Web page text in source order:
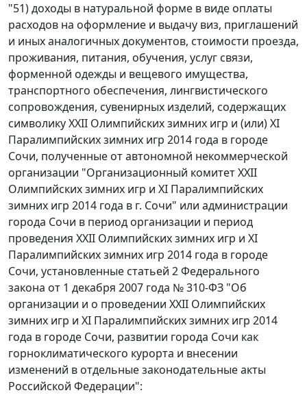
"51) доходы в натуральной форме в виде оплаты
расходов на оформление и выдачу виз, приглашений
и иных аналогичных документов, стоимости проезда,
проживания, питания, обучения, услуг связи,
форменной одежды и вещевого имущества,
транспортного обеспечения, лингвистического
сопровождения, сувенирных изделий, содержащих
символику XXII Олимпийских зимних игр и (или) XI
Паралимпийских зимних игр 2014 года в городе
Сочи, полученные от автономной некоммерческой
организации "Организационный комитет XXII
Олимпийских зимних игр и XI Паралимпийских
зимних игр 2014 года в г. Сочи" или администрации
города Сочи в период организации и период
проведения XXII Олимпийских зимних игр и XI
Паралимпийских зимних игр 2014 года в городе
Сочи, установленные статьей 2 Федерального
закона от 1 декабря 2007 года № 310-ФЗ "Об
организации и о проведении XXII Олимпийских
зимних игр и XI Паралимпийских зимних игр 2014
года в городе Сочи, развитии города Сочи как
горноклиматического курорта и внесении
изменений в отдельные законодательные акты
Российской Федерации":